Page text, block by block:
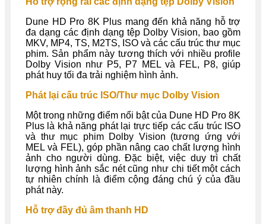
Dune HD Pro 8K Plus mang đến khả năng hỗ trợ
đa dạng các định dạng tệp Dolby Vision, bao gồm
MKV, MP4, TS, M2TS, ISO và các cấu trúc thư mục
phim. Sản phẩm này tương thích với nhiều profile
Dolby Vision như P5, P7 MEL và FEL, P8, giúp
phát huy tối đa trải nghiệm hình ảnh.
Phát lại cấu trúc ISO/Thư mục Dolby Vision
Một trong những điểm nổi bật của Dune HD Pro 8K
Plus là khả năng phát lại trực tiếp các cấu trúc ISO
và thư mục phim Dolby Vision (tương ứng với
MEL và FEL), góp phần nâng cao chất lượng hình
ảnh cho người dùng. Đặc biệt, việc duy trì chất
lượng hình ảnh sắc nét cũng như chi tiết một cách
tự nhiên chính là điểm cộng đáng chú ý của đầu
phát này.
Hỗ trợ đầy đủ âm thanh HD